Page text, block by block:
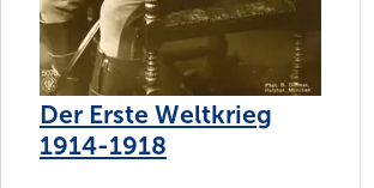
Der Erste Weltkrieg
1914-1918